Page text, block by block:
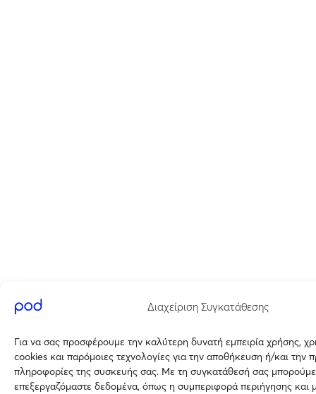
Διαχείριση Συγκατάθεσης
Για να σας προσφέρουμε την καλύτερη δυνατή εμπειρία χρήσης,
cookies και παρόμοιες τεχνολογίες για την αποθήκευση ή/και την
πληροφορίες της συσκευής σας. Με τη συγκατάθεσή σας
επεξεργαζόμαστε δεδομένα, όπως η συμπεριφορά περιήγησης και